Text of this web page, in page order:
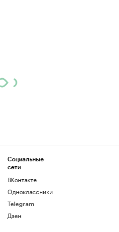
Социальные
сети
ВКонтакте
Одноклассники
Telegram
Дзен